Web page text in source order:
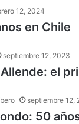
12, 2024
en Chile
septiembre 12, 2023
el
septiembre 12,
50